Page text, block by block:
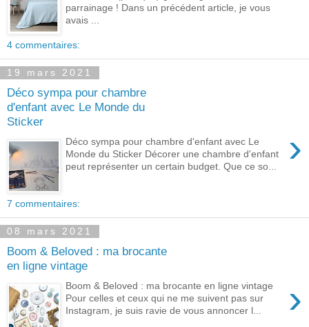
parrainage ! Dans un précédent article, je vous
avais ...
4 commentaires:
19 mars 2021
Déco sympa pour chambre
d'enfant avec Le Monde du
Sticker
›
Déco sympa pour chambre d'enfant avec Le
Monde du Sticker Décorer une chambre d'enfant
peut représenter un certain budget. Que ce so...
7 commentaires:
08 mars 2021
Boom & Beloved : ma brocante
en ligne vintage
›
Boom & Beloved : ma brocante en ligne vintage
Pour celles et ceux qui ne me suivent pas sur
Instagram, je suis ravie de vous annoncer l...